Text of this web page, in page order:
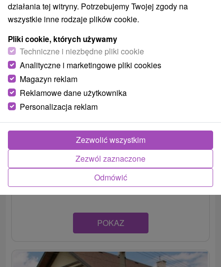
Penzión u Pejtrika Mengusovce
Moderne zariadený penzión v podtatranskej obci
Mengusovce ponúka ubytovanie v dvoch spálňach,
POKAZ
działania tej witryny. Potrzebujemy Twojej zgody na
wszystkie inne rodzaje plików cookie.
Pliki cookie, których używamy
Techniczne i niezbędne pliki cookie
Analityczne i marketingowe pliki cookies
Magazyn reklam
Reklamowe dane użytkownika
Personalizacja reklam
Odmówić
Zezwól zaznaczone
Zezwolić wszystkim